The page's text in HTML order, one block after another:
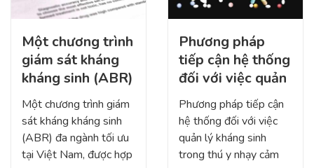
ngày 27 tháng 4 năm
trường hợp đã được xác
nhận dương tính với
virut SARS-COV 2
người đã tử vong. Virut
SARS-COV 2 đã đẩy
hàng tỷ người trong
tình trạng phong tỏa,
Một chương trình
giám sát kháng
kháng sinh (ABR)
đa ngành tối ưu
tại Việt Nam,
được hợp tác và
tài trợ bởi
Một chương trình giám
sát kháng kháng sinh
(ABR) đa ngành tối ưu
tại Việt Nam, được hợp
Phương pháp
tiếp cận hệ thống
đối với việc quản
lý kháng sinh
trong thú y nhạy
cảm với sinh kế ở
Việt Nam, được
Phương pháp tiếp cận
hệ thống đối với việc
quản lý kháng sinh
trong thú y nhạy cảm